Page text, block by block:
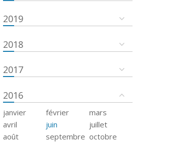
2019
2018
2017
2016
janvier février
mars
avril
juin
juillet
août
septembre octobre